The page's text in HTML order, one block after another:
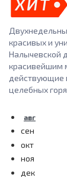
красивых и
Налычевской
красивейшим
действующие
целебных
авг
сен
окт
ноя
дек